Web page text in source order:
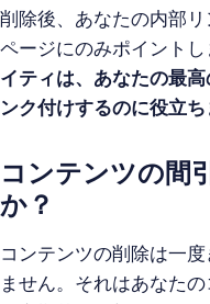
削除後、あなたの内部
ページにのみポイントし
イティは、あなたの最
ンク付けするのに役立ち
コンテンツの間
か？
コンテンツの削除は一
ません。それはあなた